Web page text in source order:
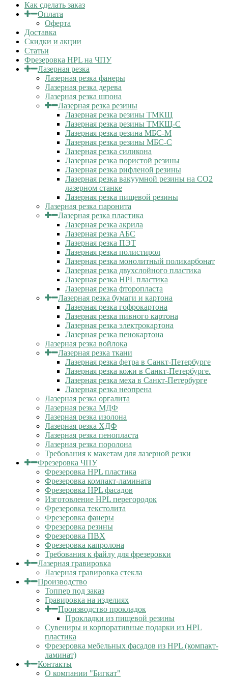
Как сделать заказ
Оплата
Оферта
Доставка
Скидки и акции
Статьи
Фрезеровка HPL на ЧПУ
Лазерная резка
Лазерная резка фанеры
Лазерная резка дерева
Лазерная резка шпона
Лазерная резка резины
Лазерная резка резины ТМКЩ
Лазерная резка резины ТМКЩ-С
Лазерная резка резина МБС-М
Лазерная резка резины МБС-С
Лазерная резка силикона
Лазерная резка пористой резины
Лазерная резка рифленой резины
Лазерная резка вакуумной резины на CO2
лазерном станке
Лазерная резка пищевой резины
Лазерная резка паронита
Лазерная резка пластика
Лазерная резка акрила
Лазерная резка АБС
Лазерная резка ПЭТ
Лазерная резка полистирол
Лазерная резка монолитный поликарбонат
Лазерная резка двухслойного пластика
Лазерная резка HPL пластика
Лазерная резка фторопласта
Лазерная резка бумаги и картона
Лазерная резка гофрокартона
Лазерная резка пивного картона
Лазерная резка электрокартона
Лазерная резка пенокартона
Лазерная резка войлока
Лазерная резка ткани
Лазерная резка фетра в Санкт-Петербурге
Лазерная резка кожи в Санкт-Петербурге.
Лазерная резка меха в Санкт-Петербурге
Лазерная резка неопрена
Лазерная резка оргалита
Лазерная резка МДФ
Лазерная резка изолона
Лазерная резка ХДФ
Лазерная резка пенопласта
Лазерная резка поролона
Требования к макетам для лазерной резки
Фрезеровка ЧПУ
Фрезеровка HPL пластика
Фрезеровка компакт-ламината
Фрезеровка HPL фасадов
Изготовление HPL перегородок
Фрезеровка текстолита
Фрезеровка фанеры
Фрезеровка резины
Фрезеровка ПВХ
Фрезеровка капролона
Требования к файлу для фрезеровки
Лазерная гравировка
Лазерная гравировка стекла
Производство
Топпер под заказ
Гравировка на изделиях
Производство прокладок
Прокладки из пищевой резины
Сувениры и корпоративные подарки из HPL
пластика
Фрезеровка мебельных фасадов из HPL (компакт-
ламинат)
Контакты
О компании "Бигкат"